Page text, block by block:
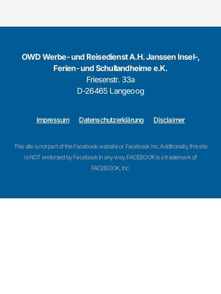
OWD Werbe- und Reisedienst A.H. Janssen Insel-,
Ferien- und Schullandheime e.K.
Friesenstr. 33a
D-26465 Langeoog
Impressum Datenschutzerklärung Disclaimer
This site is not part of the Facebook website or Facebook Inc. Additionally, this site
is NOT endorsed by Facebook in any way. FACEBOOK is a trademark of
FACEBOOK, Inc.